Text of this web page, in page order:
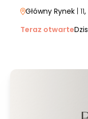
Główny Rynek | 11,
Teraz otwarte